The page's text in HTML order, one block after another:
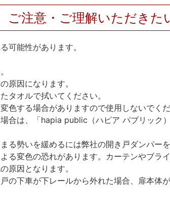
ご注意・ご理解いただきた
可能性があります。
原因になります。
タオルで拭いてください。
色する場合がありますので使用しないでく
合は、「hapia public（ハピア パブリック
る勢いを緩めるには弊社の開き戸ダンパー
変色の恐れがあります。カーテンやブラ
原因となります。
下車が下レールから外れた場合、扉本体